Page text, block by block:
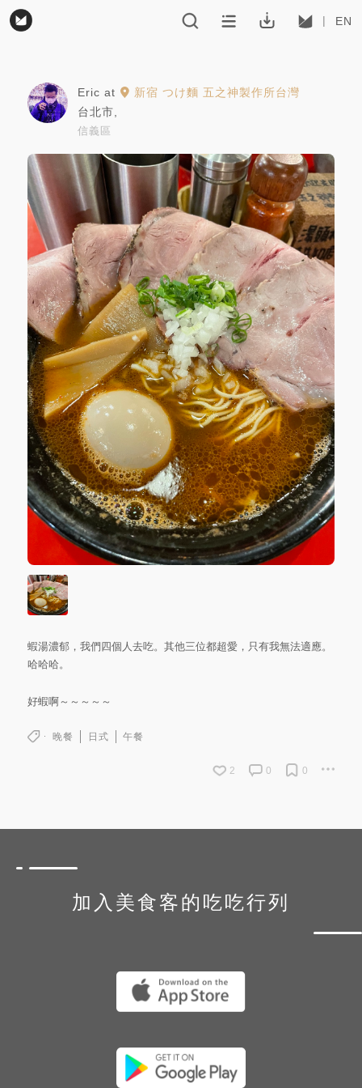
EN
Eric at
新宿 つけ麵 五之神製作所台灣
台北市
信義區
蝦湯濃郁，我們四個人去吃。其他三位都超愛，只有我無法適應。
哈哈哈。
好蝦啊～～～～～
晚餐 日式 午餐
2 0 0
加入美食客的吃吃行列